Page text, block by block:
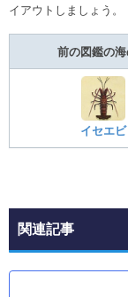
イアウトしましょう。
前の図鑑の
イセエビ
関連記事